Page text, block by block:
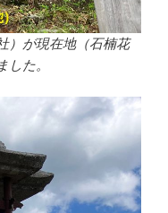
）が現在地（石楠花
た。